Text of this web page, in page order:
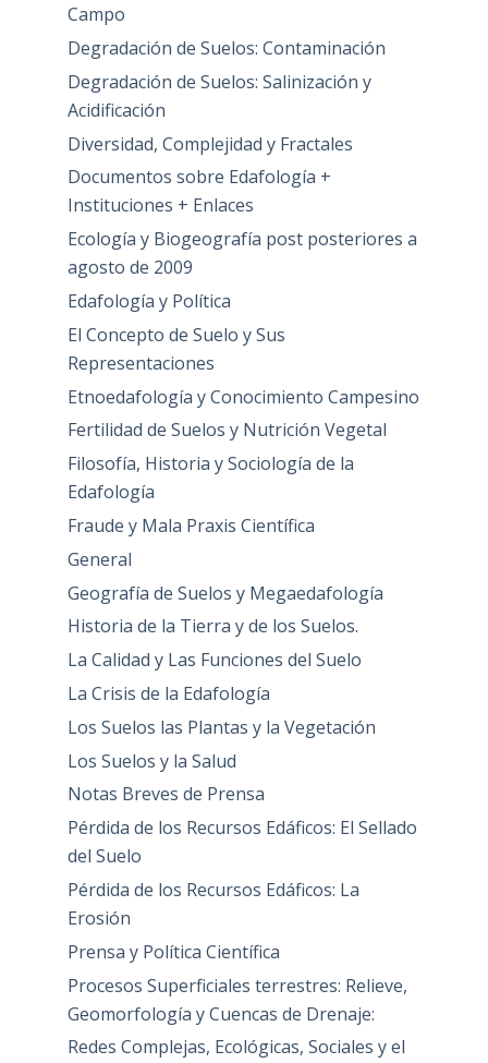
Campo
Degradación de Suelos: Contaminación
Degradación de Suelos: Salinización y
Acidificación
Diversidad, Complejidad y Fractales
Documentos sobre Edafología +
Instituciones + Enlaces
Ecología y Biogeografía post posteriores a
agosto de 2009
Edafología y Política
El Concepto de Suelo y Sus
Representaciones
Etnoedafología y Conocimiento Campesino
Fertilidad de Suelos y Nutrición Vegetal
Filosofía, Historia y Sociología de la
Edafología
Fraude y Mala Praxis Científica
General
Geografía de Suelos y Megaedafología
Historia de la Tierra y de los Suelos.
La Calidad y Las Funciones del Suelo
La Crisis de la Edafología
Los Suelos las Plantas y la Vegetación
Los Suelos y la Salud
Notas Breves de Prensa
Pérdida de los Recursos Edáficos: El Sellado
del Suelo
Pérdida de los Recursos Edáficos: La
Erosión
Prensa y Política Científica
Procesos Superficiales terrestres: Relieve,
Geomorfología y Cuencas de Drenaje:
Redes Complejas, Ecológicas, Sociales y el